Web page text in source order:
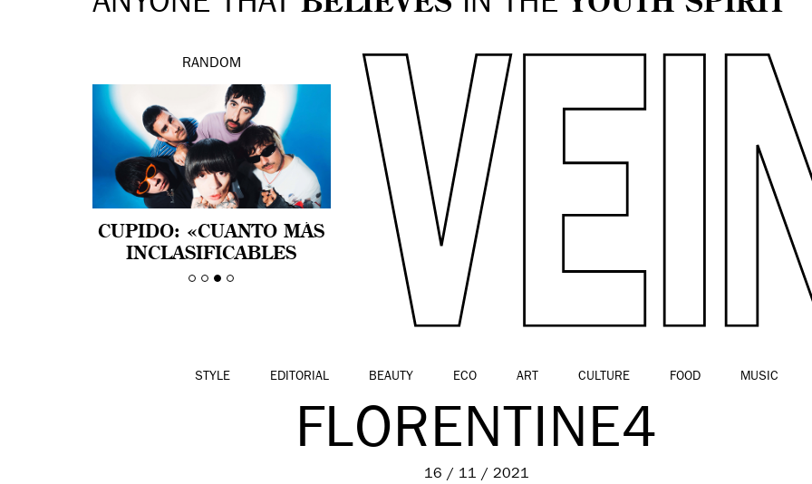
RANDOM
CUPIDO: «CUANTO MÁS
INCLASIFICABLES
SEAMOS, MEJOR NOS
NATALIA LACUNZA:
“APRENDER A
DISFRUTAR TAMBIÉN ES
STYLE EDITORIAL BEAUTY ECO ART CULTURE FOOD MUSIC
FLORENTINE4
16 / 11 / 2021